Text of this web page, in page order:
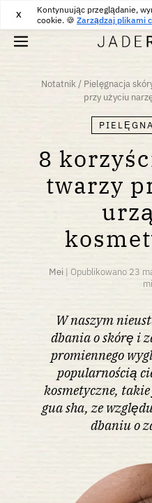
Kontynuując przeglądanie,
cookie. 🍪 Zarządzaj plikami
X DARMOWA
Notatnik/ Pielęgnacja
przy użyciu
8
twarzy
Mei | Opublikowano 23
W naszym
dbania o skórę i
promiennego
popularnością
kosmetyczne,
gua sha, ze
dbaniu o